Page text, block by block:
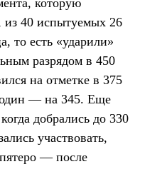
которую
из 40 испытуемых 26
то есть «ударили»
разрядом в 450
на отметке в 375
— на 345. Еще
добрались до 330
участвовать,
— после